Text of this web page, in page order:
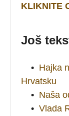
KLIKNITE
Još
• Hajka
Hrvatsku
• Naša
• Vlada